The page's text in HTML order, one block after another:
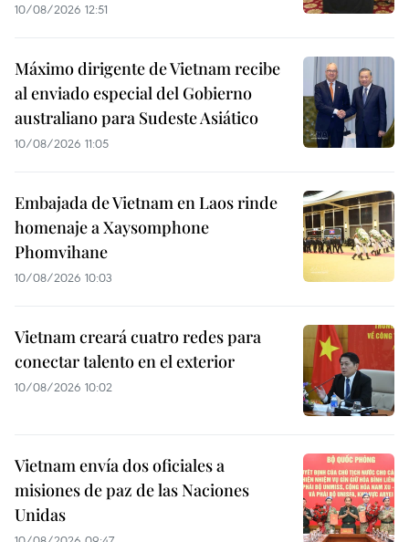
10/08/2026 12:51
Máximo dirigente de Vietnam recibe
al enviado especial del Gobierno
australiano para Sudeste Asiático
10/08/2026 11:05
Embajada de Vietnam en Laos rinde
homenaje a Xaysomphone
Phomvihane
10/08/2026 10:03
Vietnam creará cuatro redes para
conectar talento en el exterior
10/08/2026 10:02
Vietnam envía dos oficiales a
misiones de paz de las Naciones
Unidas